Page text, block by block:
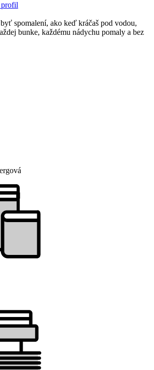
spomalení, ako keď kráčaš pod vodou,
bunke, každému nádychu pomaly a bez